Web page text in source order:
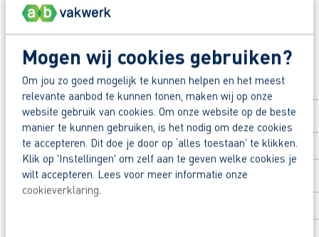
Mogen wij cookies gebruiken?
Om jou zo goed mogelijk te kunnen helpen en het meest
relevante aanbod te kunnen tonen, maken wij op onze
website gebruik van cookies. Om onze website op de beste
manier te kunnen gebruiken, is het nodig om deze cookies
te accepteren. Dit doe je door op ‘alles toestaan’ te klikken.
Klik op 'Instellingen' om zelf aan te geven welke cookies je
wilt accepteren. Lees voor meer informatie onze
cookieverklaring.
Waarom solliciteren bij AB Vakwerk?
Snel naar een vast contract.
Beoordeeld door onze flexkrachten met een
Opleidingsvoucher van € 1000,00 voor een
Heb je eerst nog vragen? Neem dan contact op
Solliciteer direct
Voornaam *
Achternaam*